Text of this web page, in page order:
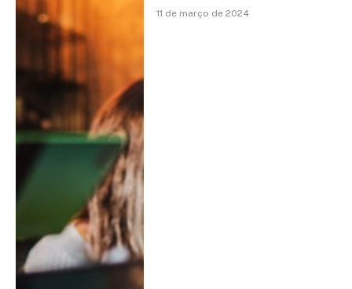
11 de março de 2024